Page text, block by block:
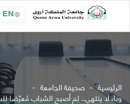
EN
الرئيسية صحيفة الجامعة
وباء لا ينتهي.. لِمَ أصبح الشباب مُعرَّضا